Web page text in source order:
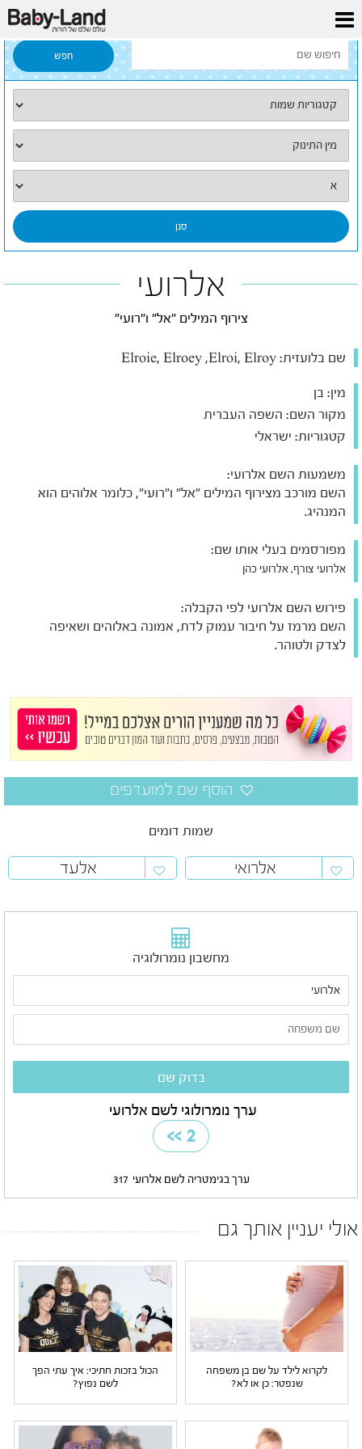
דף הבית
אלרועי
צירוף המילים "אל" ו"רועי"
שם בלועזית:
מין: בן
מקור השם: השפה העברית
קטגוריות: ישראלי
משמעות השם אלרועי:
השם מורכב מצירוף המילים "אל" ו"רועי", כלומר אלוהים הוא
המנהיג.
מפורסמים בעלי אותו שם:
אלרועי צורף, אלרועי כהן
פירוש השם אלרועי לפי הקבלה:
השם מרמז על חיבור עמוק לדת, אמונה באלוהים ושאיפה
לצדק ולטוהר.
שמות דומים
אלרואי אלעד
מחשבון נומרולוגיה
ערך נומרולוגי לשם אלרועי
2
>>
ערך בגימטריה לשם אלרועי 317
אולי יעניין אותך גם
לקרוא לילד על שם בן משפחה
שנפטר: כן או לא?
הכול בזכות חתיכי: איך עתי הפך
לשם נפוץ?